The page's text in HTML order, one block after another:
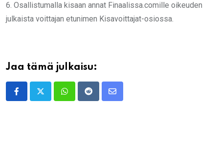
6. Osallistumalla kisaan annat Finaalissa.comille oikeuden
julkaista voittajan etunimen Kisavoittajat-osiossa.
Jaa tämä julkaisu:
WhatsappRedditShare